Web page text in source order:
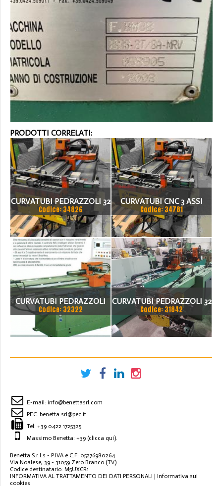
PRODOTTI CORRELATI:
CURVATUBI PEDRAZZOLI 32
- 3 ASSI CNC
Codice: 34826
CURVATUBI CNC 3 ASSI
PEDRAZZOLI
Codice: 34781
CURVATUBI PEDRAZZOLI
MOD. BEND MASTER 42
CNC IMS 3 ASSI
Codice: 32322
CURVATUBI PEDRAZZOLI 32
Codice: 31842
E-mail: info@benettasrl.com
PEC: benetta.srl@pec.it
Tel: +39 0422 1725325
Massimo Benetta: +39 (clicca qui).
Benetta S.r.l.s - P.IVA e C.F: 05276980264
Via Noalese, 39 - 31059 Zero Branco (TV)
Codice destinatario: M5UXCR1
INFORMATIVA AL TRATTAMENTO DEI DATI PERSONALI | Informativa sui
cookies